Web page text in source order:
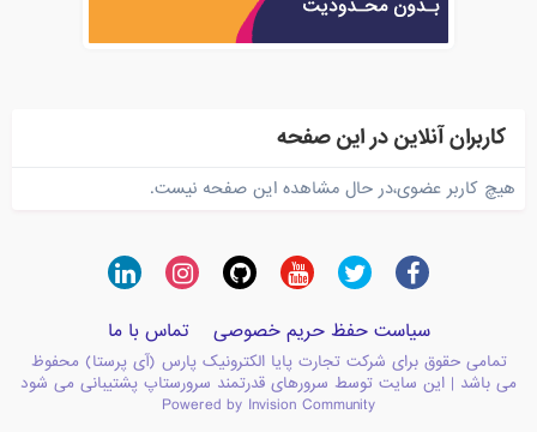
کاربران آنلاین در این صفحه
هیچ کاربر عضوی،در حال مشاهده این صفحه نیست.
سیاست حفظ حریم خصوصی تماس با ما
تمامی حقوق برای شرکت تجارت پایا الکترونیک پارس (آی پرستا) محفوظ
می باشد | این سایت توسط سرورهای قدرتمند سرورستاپ پشتیبانی می شود
Powered by Invision Community